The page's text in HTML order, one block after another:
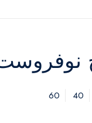
40
60